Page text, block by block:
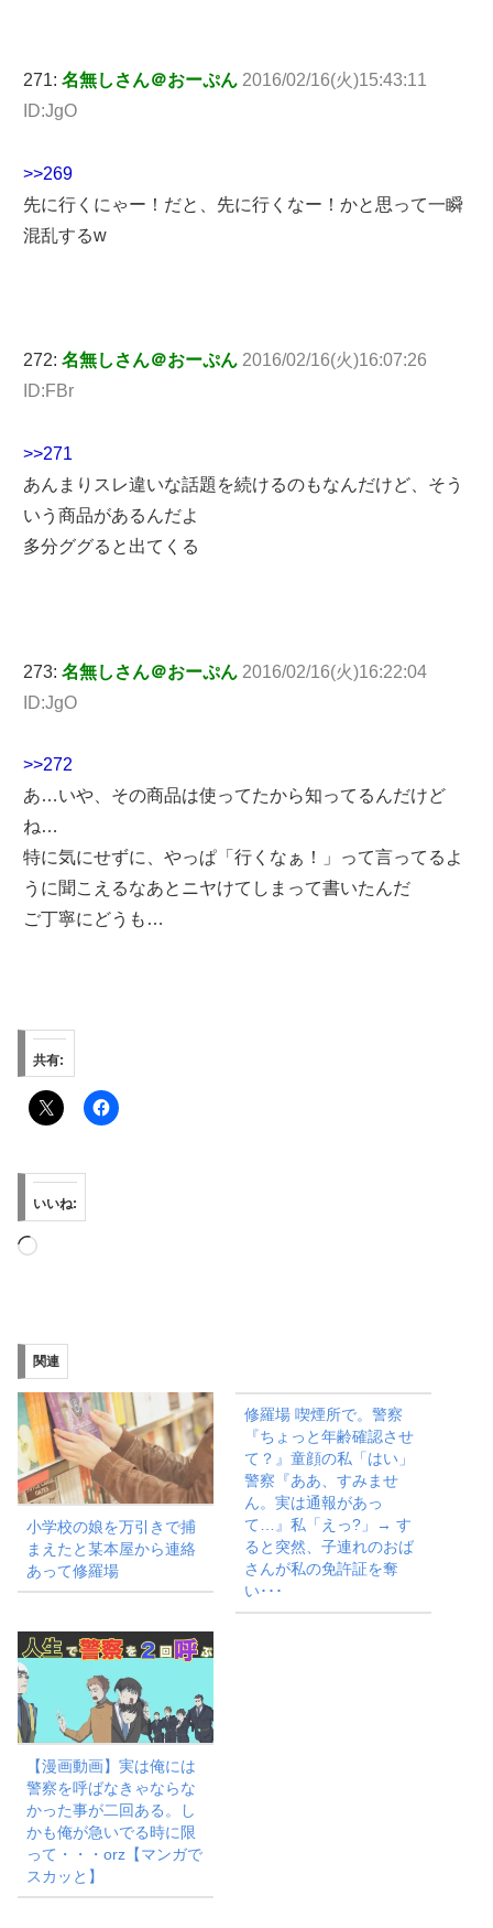
271: 名無しさん＠おーぷん 2016/02/16(火)15:43:11
ID:JgO
>>269
先に行くにゃー！だと、先に行くなー！かと思って一瞬
混乱するw
272: 名無しさん＠おーぷん 2016/02/16(火)16:07:26
ID:FBr
>>271
あんまりスレ違いな話題を続けるのもなんだけど、そう
いう商品があるんだよ
多分ググると出てくる
273: 名無しさん＠おーぷん 2016/02/16(火)16:22:04
ID:JgO
>>272
あ…いや、その商品は使ってたから知ってるんだけど
ね…
特に気にせずに、やっぱ「行くなぁ！」って言ってるよ
うに聞こえるなあとニヤけてしまって書いたんだ
ご丁寧にどうも…
共有:
いいね:
読
み
中…
関連
小学校の娘を万引きで捕
まえたと某本屋から連絡
あって修羅場
修羅場 喫煙所で。警察
『ちょっと年齢確認させ
て？』童顔の私「はい」
警察『ああ、すみませ
ん。実は通報があっ
て…』私「えっ?」→ す
ると突然、子連れのおば
さんが私の免許証を奪
い･･･
【漫画動画】実は俺には
警察を呼ばなきゃならな
かった事が二回ある。し
かも俺が急いでる時に限
って・・・orz【マンガで
スカッと】